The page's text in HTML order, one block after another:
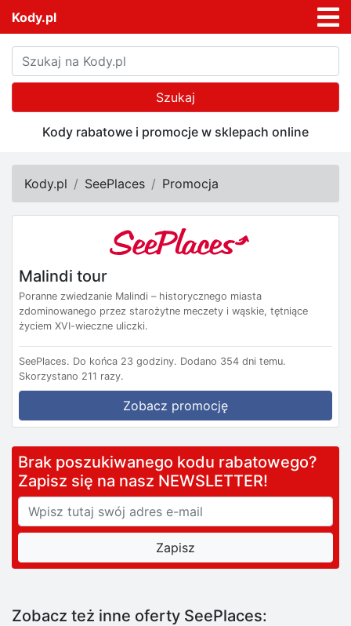
Kody.pl
Szukaj
Kody rabatowe i promocje w sklepach online
Kody.pl SeePlaces Promocja
Malindi tour
Poranne zwiedzanie Malindi – historycznego miasta
zdominowanego przez starożytne meczety i wąskie, tętniące
życiem XVI-wieczne uliczki.
SeePlaces. Do końca 23 godziny. Dodano 354 dni temu.
Skorzystano 211 razy.
Zobacz promocję
Brak poszukiwanego kodu rabatowego?
Zapisz się na nasz NEWSLETTER!
Zobacz też inne oferty SeePlaces: